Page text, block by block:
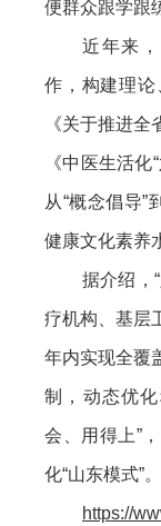
便群众跟学跟
近年来
作，构建理论
《关于推进
《中医生活
从“概念倡导”
健康文化素养
据介绍，
疗机构、基层
年内实现全覆
制，动态优
会、用得上”
化“山东模式”。
https://